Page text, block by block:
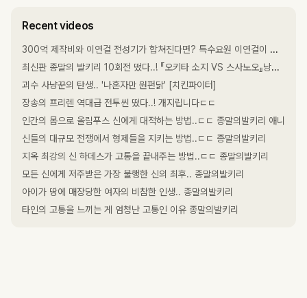
Recent videos
300억 제작비와 이연걸 전성기가 합쳐진다면? 특수요원 이연걸이 부패경찰과 붙으면 벌어지는 일 [키스 오브 드래곤]
최신판 종말의 발키리 10회전 떴다..! 『오키타 소지 VS 스사노오』낭만 하나는 지리게 잘뽑는 매니아층 작품. 개꿀잼입니다..ㄷㄷ
괴수 사냥꾼의 탄생.. '나혼자만 원펀닭' [치킨파이터]
장송의 프리렌 역대급 전투씬 떴다..! 개지립니다ㄷㄷ
인간의 몸으로 올림푸스 신에게 대적하는 방법..ㄷㄷ 종말의발키리 애니
신들의 대규모 전쟁에서 형제들을 지키는 방법..ㄷㄷ 종말의발키리
지옥 최강의 신 하데스가 고통을 끝내주는 방법..ㄷㄷ 종말의발키리
모든 신에게 저주받은 가장 불행한 신의 최후.. 종말의발키리
아이가 땅에 매장당한 여자의 비참한 인생.. 종말의발키리
타인의 고통을 느끼는 게 엄청난 고통인 이유 종말의발키리